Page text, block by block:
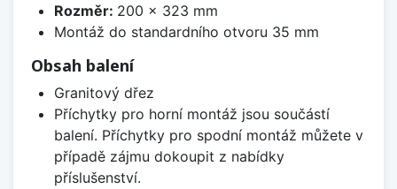
Rozměr: 200 x 323 mm
Montáž do standardního otvoru 35 mm
Obsah balení
Granitový dřez
Příchytky pro horní montáž jsou součástí
balení. Příchytky pro spodní montáž můžete v
případě zájmu dokoupit z nabídky
příslušenství.